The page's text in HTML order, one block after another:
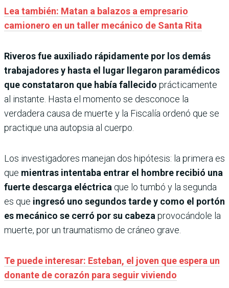
Lea también: Matan a balazos a empresario
camionero en un taller mecánico de Santa Rita
Riveros fue auxiliado rápidamente por los demás
trabajadores y hasta el lugar llegaron paramédicos
que constataron que había fallecido prácticamente
al instante. Hasta el momento se desconoce la
verdadera causa de muerte y la Fiscalía ordenó que se
practique una autopsia al cuerpo.
Los investigadores manejan dos hipótesis: la primera es
que mientras intentaba entrar el hombre recibió una
fuerte descarga eléctrica que lo tumbó y la segunda
es que ingresó uno segundos tarde y como el portón
es mecánico se cerró por su cabeza provocándole la
muerte, por un traumatismo de cráneo grave.
Te puede interesar: Esteban, el joven que espera un
donante de corazón para seguir viviendo